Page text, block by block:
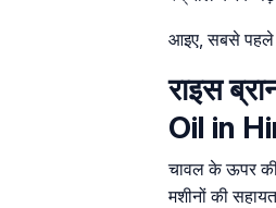
आइए, सबसे पहले
राइस
Oil in
चावल के ऊपर की
मशीनों की